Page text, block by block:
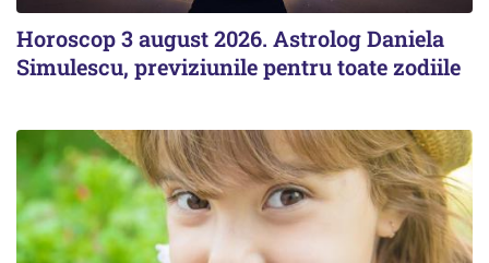
Horoscop 3 august 2026. Astrolog Daniela
Simulescu, previziunile pentru toate zodiile